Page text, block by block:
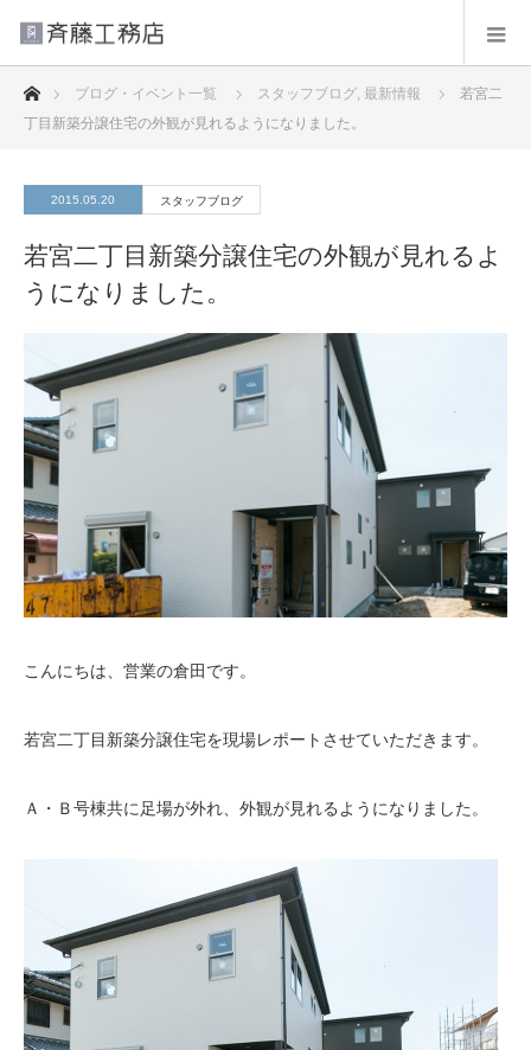
ホームブログ・イベント一覧 スタッフブログ, 最新情報
若宮二
丁目新築分譲住宅の外観が見れるようになりました。
2015.05.20 スタッフブログ
若宮二丁目新築分譲住宅の外観が見れるよ
うになりました。
こんにちは、営業の倉田です。
若宮二丁目新築分譲住宅を現場レポートさせていただきます。
Ａ・Ｂ号棟共に足場が外れ、外観が見れるようになりました。